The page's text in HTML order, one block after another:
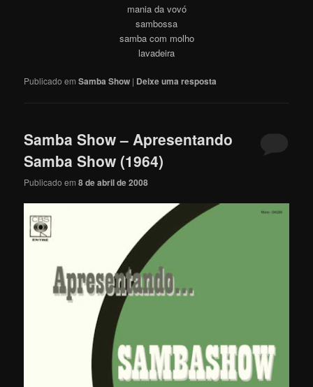
mania da vovó
sambossa
samba com molho
lavadeira
Publicado em Samba Show | Deixe uma resposta
Samba Show – Apresentando
Samba Show (1964)
Publicado em8 de abril de 2008